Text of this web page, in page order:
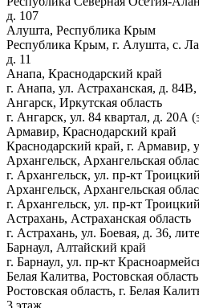
д. 107
Алушта, Республика Крым
Республика Крым, г. Алушта, с.
д. 11
Анапа, Краснодарский край
г. Анапа, ул. Астраханская, д.
Ангарск, Иркутская область
г. Ангарск, ул. 84 квартал, д. 20А
Армавир, Краснодарский край
Краснодарский край, г. Армавир,
Архангельск, Архангельская
г. Архангельск, ул. пр-кт
Архангельск, Архангельская
г. Архангельск, ул. пр-кт
Астрахань, Астраханская область
г. Астрахань, ул. Боевая, д. 36,
Барнаул, Алтайский край
г. Барнаул, ул. пр-кт
Белая Калитва, Ростовская область
Ростовская область, г. Белая
3 этаж